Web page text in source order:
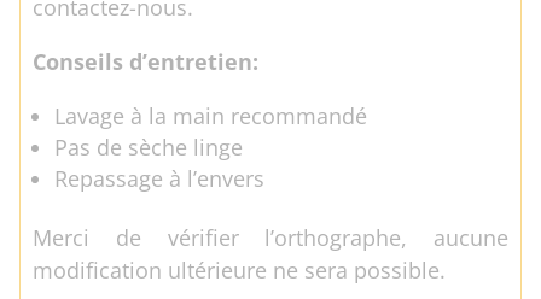
contactez-nous.
Conseils d’entretien:
Lavage à la main recommandé
Pas de sèche linge
Repassage à l’envers
Merci de vérifier l’orthographe, aucune
modification ultérieure ne sera possible.